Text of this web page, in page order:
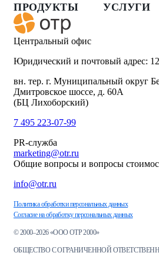
ПРОДУКТЫ УСЛУГИ
Центральный офис
Юридический и почтовый адрес:
вн. тер. г. Муниципальный округ
Дмитровское шоссе, д. 60А
(БЦ Лихоборский)
7 495 223-07-99
PR-служба
marketing@otr.ru
Общие вопросы и вопросы
info@otr.ru
Политика обработки персональных данных
Согласие на обработку персональных данных
© 2000–2026 «ООО ОТР 2000»
ОБЩЕСТВО С ОГРАНИЧЕННОЙ